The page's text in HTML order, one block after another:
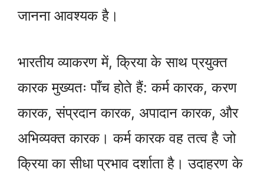
जानना आवश्यक है।
भारतीय व्याकरण में, क्रिया के साथ प्रयुक्त
कारक मुख्यतः पाँच होते हैं: कर्म कारक, करण
कारक, संप्रदान कारक, अपादान कारक, और
अभिव्यक्त कारक। कर्म कारक वह तत्व है जो
क्रिया का सीधा प्रभाव दर्शाता है। उदाहरण के